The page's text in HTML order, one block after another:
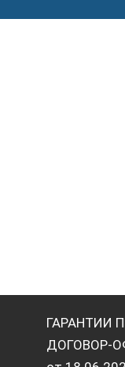
ГАРАНТИИ
ДОГОВОР-